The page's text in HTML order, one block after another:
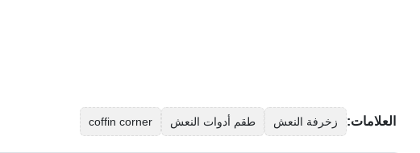
العلامات: زخرفة النعش طقم أدوات النعش coffin corner